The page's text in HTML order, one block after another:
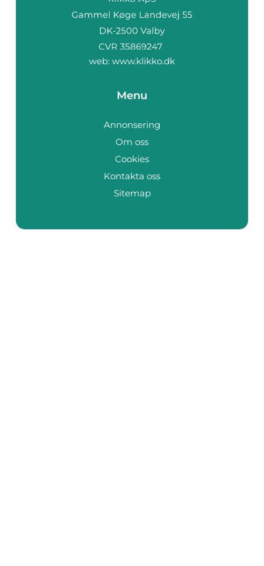
web: www.klikko.dk
Menu
Annonsering
Om oss
Cookies
Kontakta oss
Sitemap